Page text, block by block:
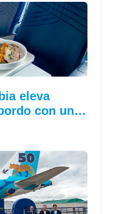
eleva
con un…